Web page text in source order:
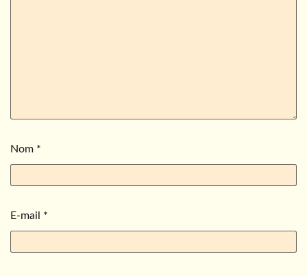
Nom *
E-mail *